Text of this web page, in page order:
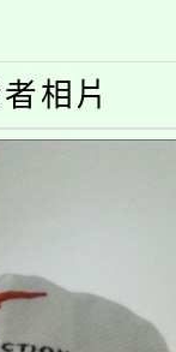
可洽有
科技中
入校路
業人
相片